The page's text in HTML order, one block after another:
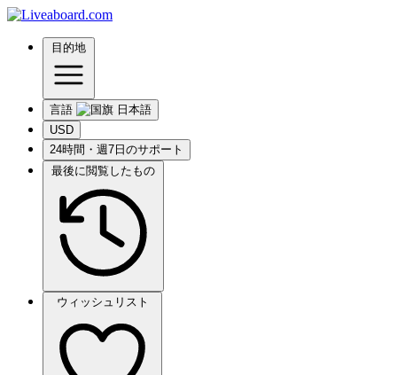
目的地
言語
USD
24時間・週7日のサポート
最後に閲覧したもの
ウィッシュリスト